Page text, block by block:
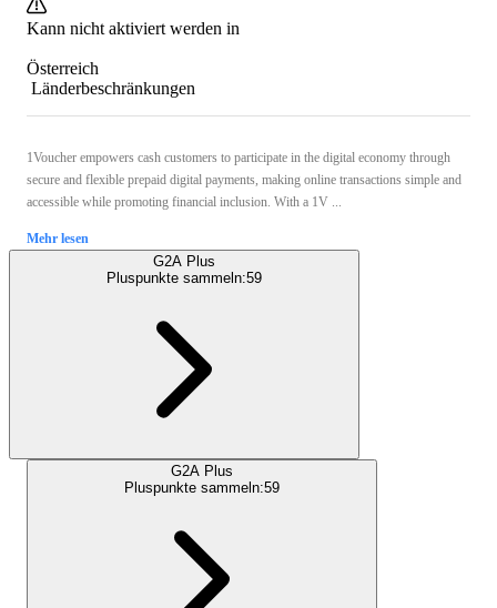
Kann nicht aktiviert werden in
Österreich
Länderbeschränkungen
1Voucher empowers cash customers to participate in the digital economy through
secure and flexible prepaid digital payments, making online transactions simple and
accessible while promoting financial inclusion. With a 1V ...
Mehr lesen
G2A Plus
Pluspunkte sammeln:59
G2A Plus
Pluspunkte sammeln:59